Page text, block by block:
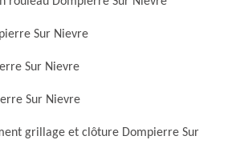
Sur Nievre
Sur Nievre
Sur Nievre
grillage et clôture Dompierre Sur